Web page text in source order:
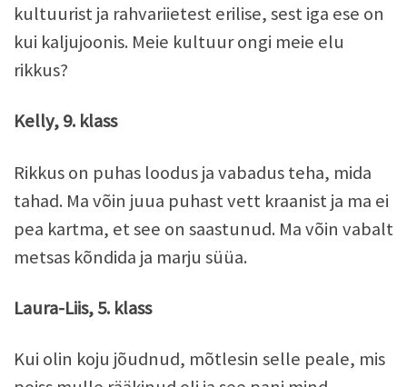
kultuurist ja rahvariietest erilise, sest iga ese on
kui kaljujoonis. Meie kultuur ongi meie elu
rikkus?
Kelly, 9. klass
Rikkus on puhas loodus ja vabadus teha, mida
tahad. Ma võin juua puhast vett kraanist ja ma ei
pea kartma, et see on saastunud. Ma võin vabalt
metsas kõndida ja marju süüa.
Laura-Liis, 5. klass
Kui olin koju jõudnud, mõtlesin selle peale, mis